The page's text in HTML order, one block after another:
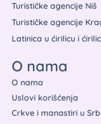
Turističke agencije Niš
Turističke agencije
Latinica u ćirilicu i
O nama
O nama
Uslovi korišćenja
Crkve i manastiri u